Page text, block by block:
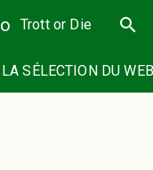
Trott or Die search
LA SÉLECTION DU